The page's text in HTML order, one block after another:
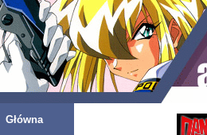
Główna